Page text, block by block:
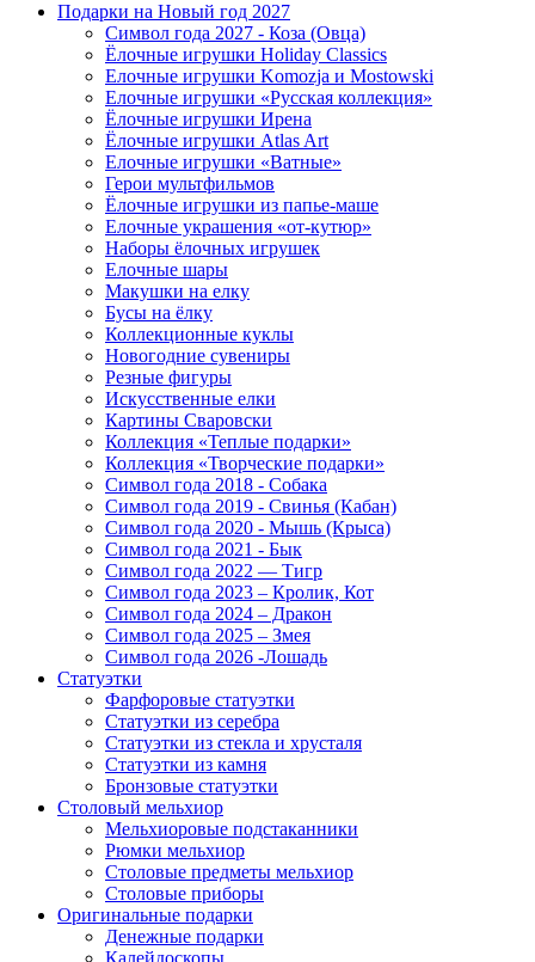
Подарки на Новый год 2027
Символ года 2027 - Коза (Овца)
Ёлочные игрушки Holiday Classics
Елочные игрушки Komozja и Mostowski
Елочные игрушки «Русская коллекция»
Ёлочные игрушки Ирена
Ёлочные игрушки Atlas Art
Елочные игрушки «Ватные»
Герои мультфильмов
Ёлочные игрушки из папье-маше
Елочные украшения «от-кутюр»
Наборы ёлочных игрушек
Елочные шары
Макушки на елку
Бусы на ёлку
Коллекционные куклы
Новогодние сувениры
Резные фигуры
Искусственные елки
Картины Сваровски
Коллекция «Теплые подарки»
Коллекция «Творческие подарки»
Символ года 2018 - Собака
Символ года 2019 - Свинья (Кабан)
Символ года 2020 - Мышь (Крыса)
Символ года 2021 - Бык
Символ года 2022 — Тигр
Символ года 2023 – Кролик, Кот
Символ года 2024 – Дракон
Символ года 2025 – Змея
Символ года 2026 -Лошадь
Статуэтки
Фарфоровые статуэтки
Статуэтки из серебра
Статуэтки из стекла и хрусталя
Статуэтки из камня
Бронзовые статуэтки
Столовый мельхиор
Мельхиоровые подстаканники
Рюмки мельхиор
Столовые предметы мельхиор
Столовые приборы
Оригинальные подарки
Денежные подарки
Калейдоскопы